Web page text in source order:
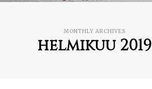
MONTHLY ARCHIVES
helmikuu 2019